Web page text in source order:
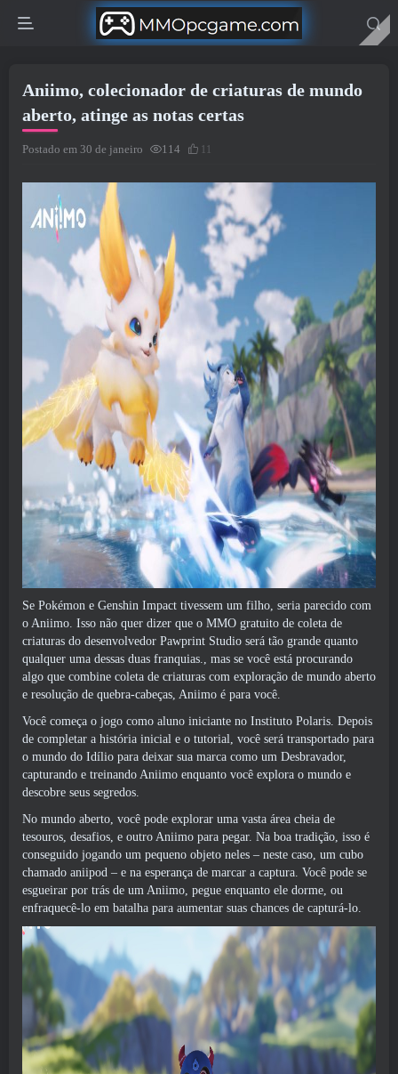
Aniimo, colecionador de criaturas de mundo
aberto, atinge as notas certas
Postado em 30 de janeiro 114
Se Pokémon e Genshin Impact tivessem um filho, seria parecido com
o Aniimo. Isso não quer dizer que o MMO gratuito de coleta de
criaturas do desenvolvedor Pawprint Studio será tão grande quanto
qualquer uma dessas duas franquias., mas se você está procurando
algo que combine coleta de criaturas com exploração de mundo aberto
e resolução de quebra-cabeças, Aniimo é para você.
Você começa o jogo como aluno iniciante no Instituto Polaris. Depois
de completar a história inicial e o tutorial, você será transportado para
o mundo do Idílio para deixar sua marca como um Desbravador,
capturando e treinando Aniimo enquanto você explora o mundo e
descobre seus segredos.
No mundo aberto, você pode explorar uma vasta área cheia de
tesouros, desafios, e outro Aniimo para pegar. Na boa tradição, isso é
conseguido jogando um pequeno objeto neles – neste caso, um cubo
chamado aniipod – e na esperança de marcar a captura. Você pode se
esgueirar por trás de um Aniimo, pegue enquanto ele dorme, ou
enfraquecê-lo em batalha para aumentar suas chances de capturá-lo.